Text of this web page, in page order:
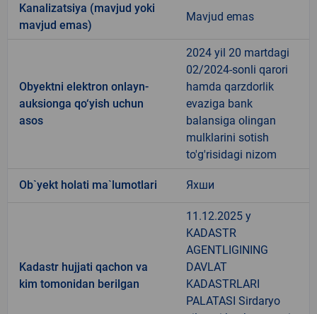
Kanalizatsiya (mavjud yoki
mavjud emas)
Mavjud emas
Obyektni elektron onlayn-
auksionga qo‘yish uchun
asos
2024 yil 20 martdagi
02/2024-sonli qarori
hamda qarzdorlik
evaziga bank
balansiga olingan
mulklarini sotish
to'g'risidagi nizom
Ob`yekt holati ma`lumotlari Яхши
Kadastr hujjati qachon va
kim tomonidan berilgan
11.12.2025 y
KADASTR
AGENTLIGINING
DAVLAT
KADASTRLARI
PALATASI Sirdaryo